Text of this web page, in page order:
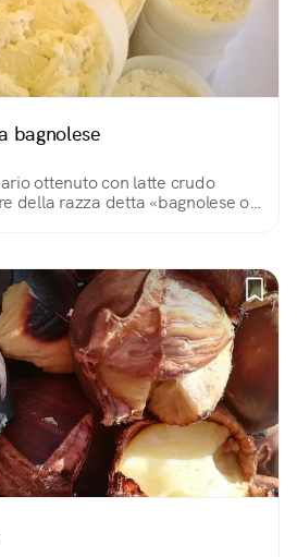
bagnolese
ottenuto con latte crudo
della razza detta «bagnolese o